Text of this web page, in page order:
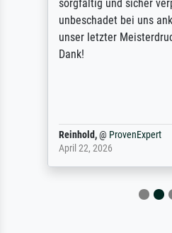
sorgfältig und sicher
unbeschadet bei uns
unser letzter
Dank!
Reinhold,@ ProvenExpert
April 22, 2026